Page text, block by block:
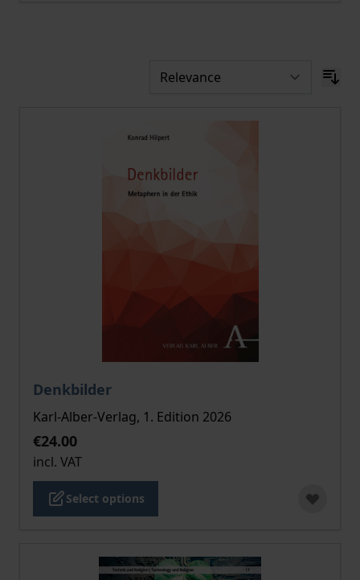
Denkbilder
The price depends on the options chosen on the
Karl-Alber-Verlag, 1. Edition 2026
€24.00
incl. VAT
Select options